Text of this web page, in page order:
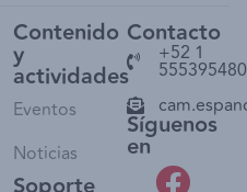
Contenido
y
actividades
Eventos
Noticias
Contacto
+52 1
Síguenos
en